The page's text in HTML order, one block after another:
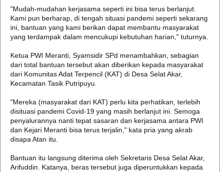
"Mudah-mudahan kerjasama seperti ini bisa terus berlanjut.
Kami pun berharap, di tengah situasi pandemi seperti sekarang
ini, bantuan yang kami berikan dapat membantu masyarakat
yang terdampak dalam mencukupi kebutuhan harian," tuturnya.
Ketua PWI Meranti, Syamsidir SPd menambahkan, sebagian
dari total bantuan tersebut akan diberikan kepada masyarakat
dari Komunitas Adat Terpencil (KAT) di Desa Selat Akar,
Kecamatan Tasik Putripuyu.
"Mereka (masyarakat dari KAT) perlu kita perhatikan, terlebih
disituasi pandemi Covid-19 yang masih berlanjut ini. Semoga
penyalurannya nanti tepat sasaran dan kerjasama antara PWI
dan Kejari Meranti bisa terus terjalin," kata pria yang akrab
disapa Atan itu.
Bantuan itu langsung diterima oleh Sekretaris Desa Selat Akar,
Arifuddin. Katanya, beras tersebut juga diperuntukkan kepada